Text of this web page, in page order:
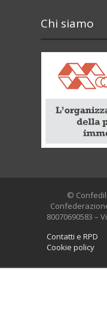
Chi siamo
©
80070690583 –
Contatti e RPD
Cookie policy